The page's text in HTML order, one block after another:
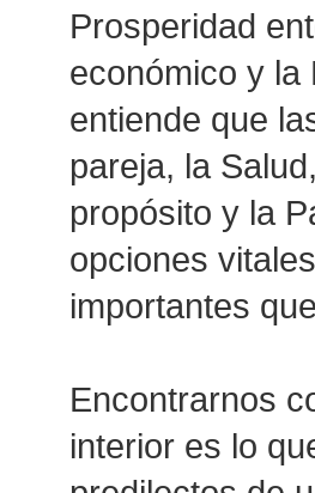
Prosperidad
económico y la
entiende que
pareja, la
propósito y la
opciones
importantes
Encontrarnos
interior es lo